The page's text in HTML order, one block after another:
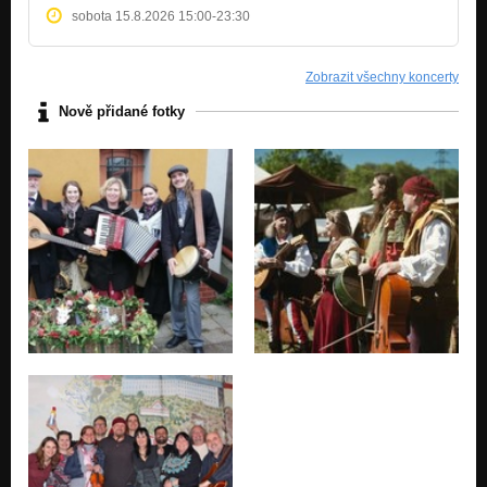
Za čest a pro slávu
Za čest a pro slávu
Za čest a pro slávu
Morituri Řím, ave křesťané 1527 (rocková verze)
Valpuržina noc
Jolly Roger (rocková verze)
Valpuržina noc
Morytát o ptákovi (rocková verze)
Valpuržina noc
Ai vist lo lop lo Rainard (rocková verze)
Valpuržina noc
Kouzelný vánoční sen
Když jsou ty Vánoce
sobota 15.8.2026 15:00-23:30
Zobrazit všechny koncerty
Nově přidané fotky